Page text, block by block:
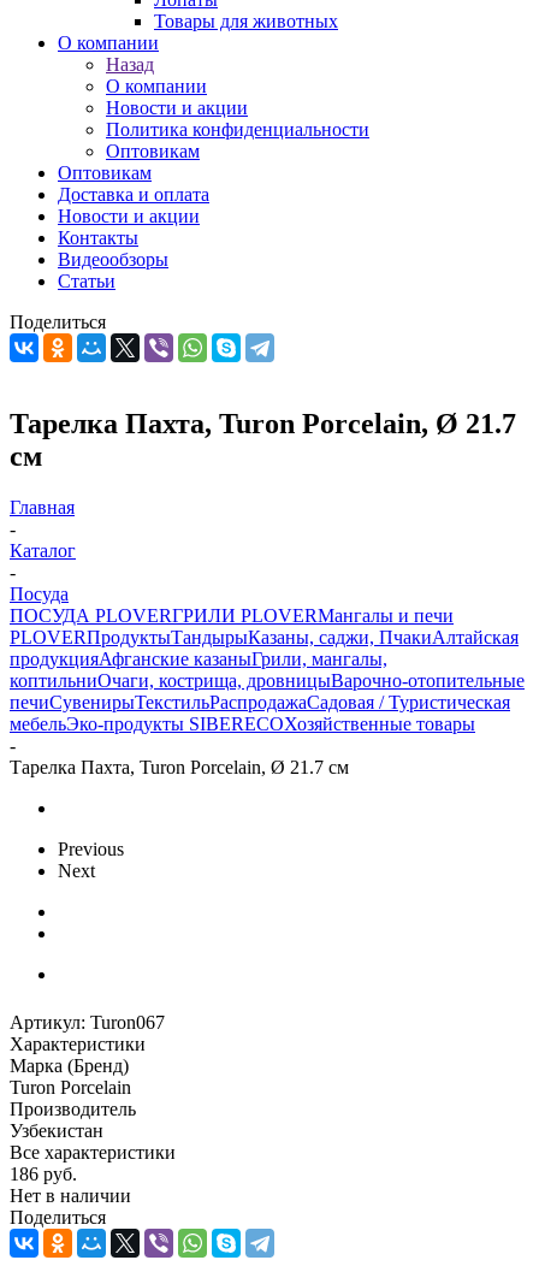
Товары для животных
О компании
Назад
О компании
Новости и акции
Политика конфиденциальности
Оптовикам
Оптовикам
Доставка и оплата
Новости и акции
Контакты
Видеообзоры
Статьи
Поделиться
Тарелка Пахта, Turon Porcelain, Ø 21.7
см
Главная
-
Каталог
-
Посуда
ПОСУДА PLOVERГРИЛИ PLOVERМангалы и печи
PLOVERПродуктыТандырыКазаны, саджи, ПчакиАлтайская
продукцияАфганские казаныГрили, мангалы,
коптильниОчаги, кострища, дровницыВарочно-отопительные
печиСувенирыТекстильРаспродажаСадовая / Туристическая
мебельЭко-продукты SIBERECOХозяйственные товары
-
Тарелка Пахта, Turon Porcelain, Ø 21.7 см
Previous
Next
Артикул: Turon067
Характеристики
Марка (Бренд)
Turon Porcelain
Производитель
Узбекистан
Все характеристики
186 руб.
Нет в наличии
Поделиться